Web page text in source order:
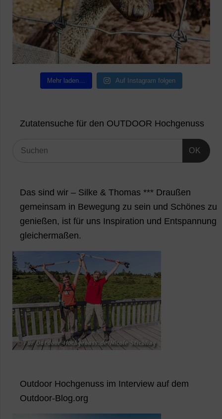
Mehr laden… Auf Instagram folgen
Zutatensuche für den OUTDOOR Hochgenuss
OK
Das sind wir – Silke & Thomas *** Draußen
gemeinsam in Bewegung zu sein und Schönes zu
genießen, ist für uns Inspiration und Entspannung
gleichermaßen.
Outdoor Hochgenuss im Interview auf dem
Outdoor-Blog.org